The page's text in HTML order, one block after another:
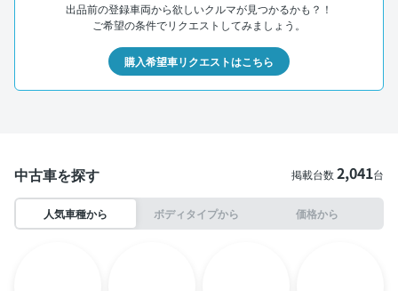
出品前の登録車両から欲しいクルマが見つかるかも？！
ご希望の条件でリクエストしてみましょう。
購入希望車リクエストはこちら
中古車を探す 掲載台数2,041台
人気車種から ボディタイプから 価格から